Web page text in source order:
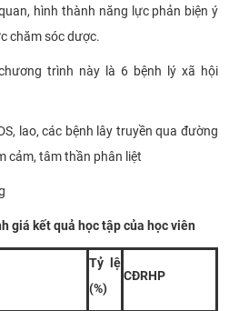
hình thành năng lực phản biện ý
chăm sóc dược.
trình này là 6 bệnh lý xã hội
lao, các bệnh lây truyền qua đường
cảm, tâm thần phân liệt
giá kết quả học tập của học viên
Tỷ lệ
(%)
CĐRHP